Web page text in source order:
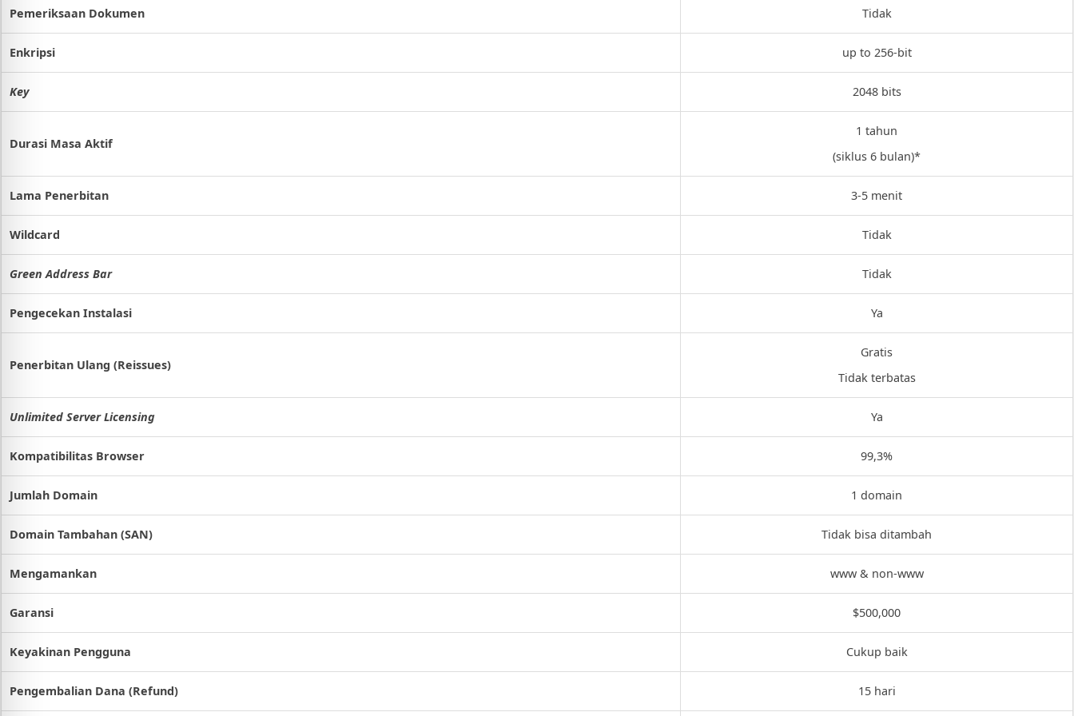
Pemeriksaan Dokumen Tidak
Enkripsi up to 256-bit
Key 2048 bits
Durasi Masa Aktif
1 tahun
(siklus 6 bulan)*
Lama Penerbitan 3-5 menit
Wildcard Tidak
Green Address Bar Tidak
Pengecekan Instalasi Ya
Penerbitan Ulang (Reissues)
Gratis
Tidak terbatas
Unlimited Server Licensing Ya
Kompatibilitas Browser 99,3%
Jumlah Domain 1 domain
Domain Tambahan (SAN) Tidak bisa ditambah
Mengamankan www & non-www
Garansi $500,000
Keyakinan Pengguna Cukup baik
Pengembalian Dana (Refund) 15 hari